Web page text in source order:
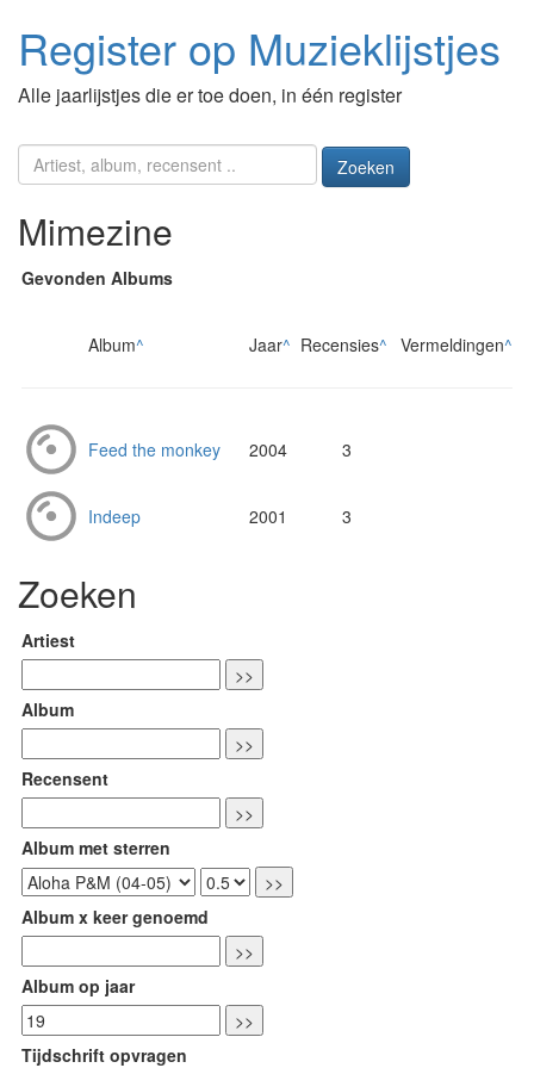
Register op Muzieklijstjes
Alle jaarlijstjes die er toe doen, in één register
Zoeken
Mimezine
Gevonden Albums
Album^ Jaar^ Recensies^ Vermeldingen^
Feed the monkey 2004 3
Indeep 2001 3
Zoeken
Artiest
Album
Recensent
Album met sterren
Album x keer genoemd
Album op jaar
Tijdschrift opvragen